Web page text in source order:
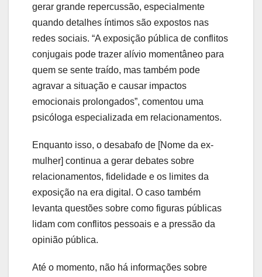
gerar grande repercussão, especialmente
quando detalhes íntimos são expostos nas
redes sociais. “A exposição pública de conflitos
conjugais pode trazer alívio momentâneo para
quem se sente traído, mas também pode
agravar a situação e causar impactos
emocionais prolongados”, comentou uma
psicóloga especializada em relacionamentos.
Enquanto isso, o desabafo de [Nome da ex-
mulher] continua a gerar debates sobre
relacionamentos, fidelidade e os limites da
exposição na era digital. O caso também
levanta questões sobre como figuras públicas
lidam com conflitos pessoais e a pressão da
opinião pública.
Até o momento, não há informações sobre